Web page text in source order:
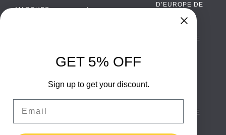
MARQUES
CONTACTEZ
TERMES ET
ALCOOL
ALIMENTAIRES
D’EUROPE DE
PORTUGAISE
SCANDINAVE
WhatsApp
Facebook Messenger
GET 5% OFF
Sign up to get your discount.